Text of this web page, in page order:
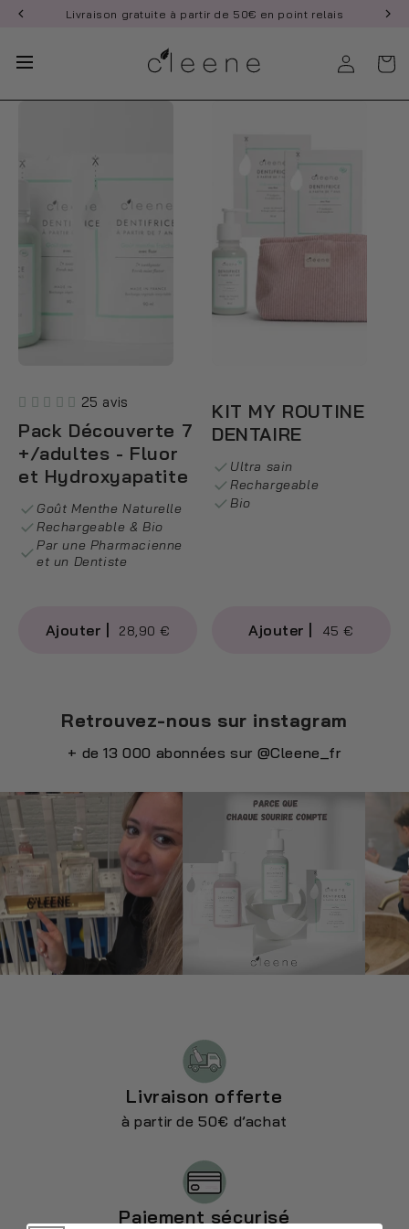
passer
contenu
Livraison gratuite à partir de 50€ en point relais
25 avis
Pack Découverte 7
+/adultes - Fluor
et Hydroxyapatite
Goût Menthe Naturelle
Rechargeable & Bio
Par une Pharmacienne
et un Dentiste
28,90 €
KIT MY ROUTINE
DENTAIRE
Ultra sain
Rechargeable
Bio
45 €
Retrouvez-nous sur instagram
+ de 13 000 abonnées sur @Cleene_fr
Livraison offerte
à partir de 50€ d’achat
Paiement sécurisé